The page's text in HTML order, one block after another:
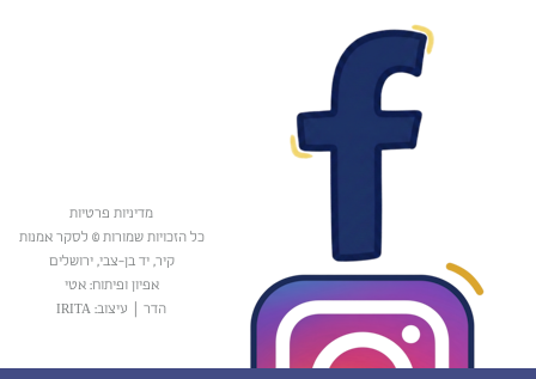
מדיניות פרטיות
כל הזכויות שמורות © לסקר אמנות
קיר, יד בן-צבי, ירושלים
אפיון ופיתוח: אטי
הדר
עיצוב: IRITA